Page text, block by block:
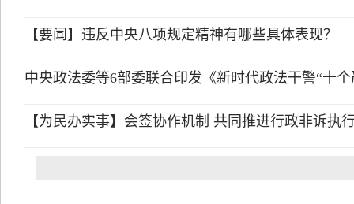
【要闻】违反中央八项规定精神有哪些具体表现？
中央政法委等6部委联合印发《新时代政法干警“十个
【为民办实事】会签协作机制 共同推进行政非诉执